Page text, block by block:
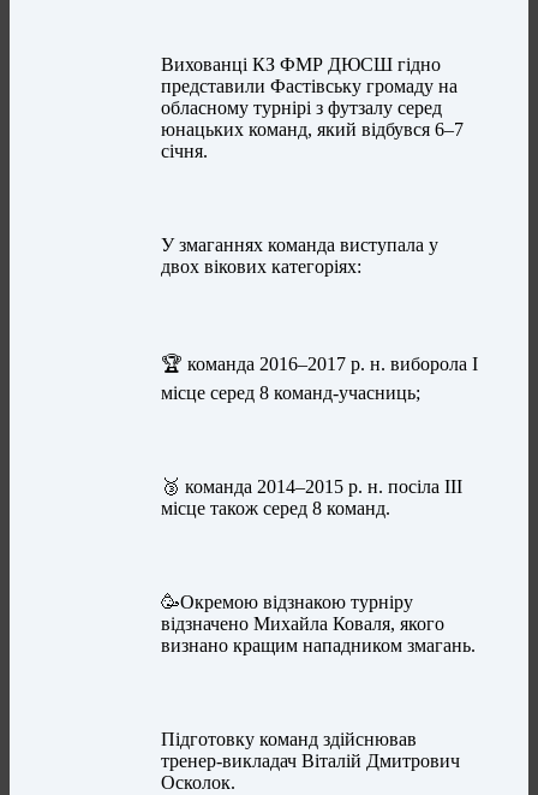
Вихованці КЗ ФМР ДЮСШ гідно
представили Фастівську громаду на
обласному турнірі з футзалу серед
юнацьких команд, який відбувся 6–7
січня.
У змаганнях команда виступала у
двох вікових категоріях:
🏆 команда 2016–2017 р. н. виборола І
місце серед 8 команд-учасниць;
🥉 команда 2014–2015 р. н. посіла ІІІ
місце також серед 8 команд.
🥳Окремою відзнакою турніру
відзначено Михайла Коваля, якого
визнано кращим нападником змагань.
Підготовку команд здійснював
тренер-викладач Віталій Дмитрович
Осколок.